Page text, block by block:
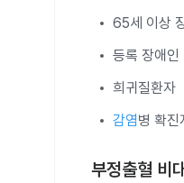
65세 이상
등록 장애인
희귀질환자
감염병 확진
부정출혈 비